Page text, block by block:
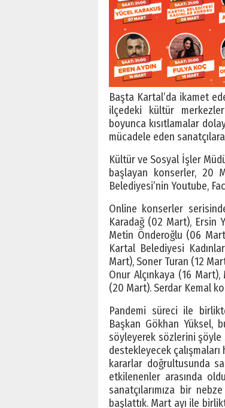
Başta Kartal’da ikamet
ilçedeki kültür
boyunca kısıtlamalar
mücadele eden
Kültür ve Sosyal İşler
başlayan konserler, 20
Belediyesi’nin Youtube,
Online konserler
Karadağ (02 Mart), Ersin
Metin Önderoğlu (06
Kartal Belediyesi
Mart), Soner Turan (12
Onur Alçınkaya (16
(20 Mart). Serdar Kemal
Pandemi süreci ile
Başkan Gökhan Yüksel,
söyleyerek sözlerini şöyle
destekleyecek
kararlar doğrultusunda
etkilenenler arasında
sanatçılarımıza bir
başlattık. Mart ayı ile